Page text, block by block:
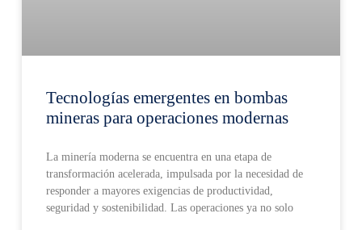
Tecnologías emergentes en bombas
mineras para operaciones modernas
La minería moderna se encuentra en una etapa de
transformación acelerada, impulsada por la necesidad de
responder a mayores exigencias de productividad,
seguridad y sostenibilidad. Las operaciones ya no solo